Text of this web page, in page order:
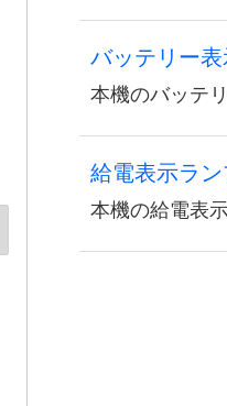
バッテリー
本機のバッテ
給電表示ラン
本機の給電表